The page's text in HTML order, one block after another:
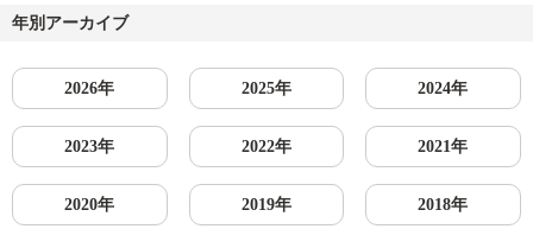
年別アーカイブ
2026年 2025年 2024年
2023年 2022年 2021年
2020年 2019年 2018年